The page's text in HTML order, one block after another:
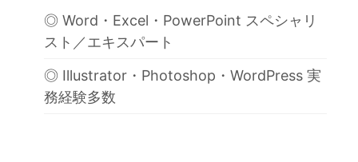
Word・Excel・PowerPoint スペシャリ
スト／エキスパート
Illustrator・Photoshop・WordPress 実
務経験多数